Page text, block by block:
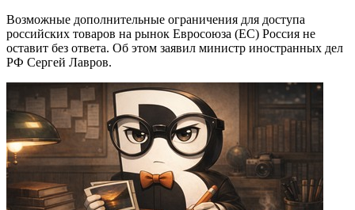
Возможные дополнительные ограничения для доступа
российских товаров на рынок Евросоюза (ЕС) Россия не
оставит без ответа. Об этом заявил министр иностранных дел
РФ Сергей Лавров.